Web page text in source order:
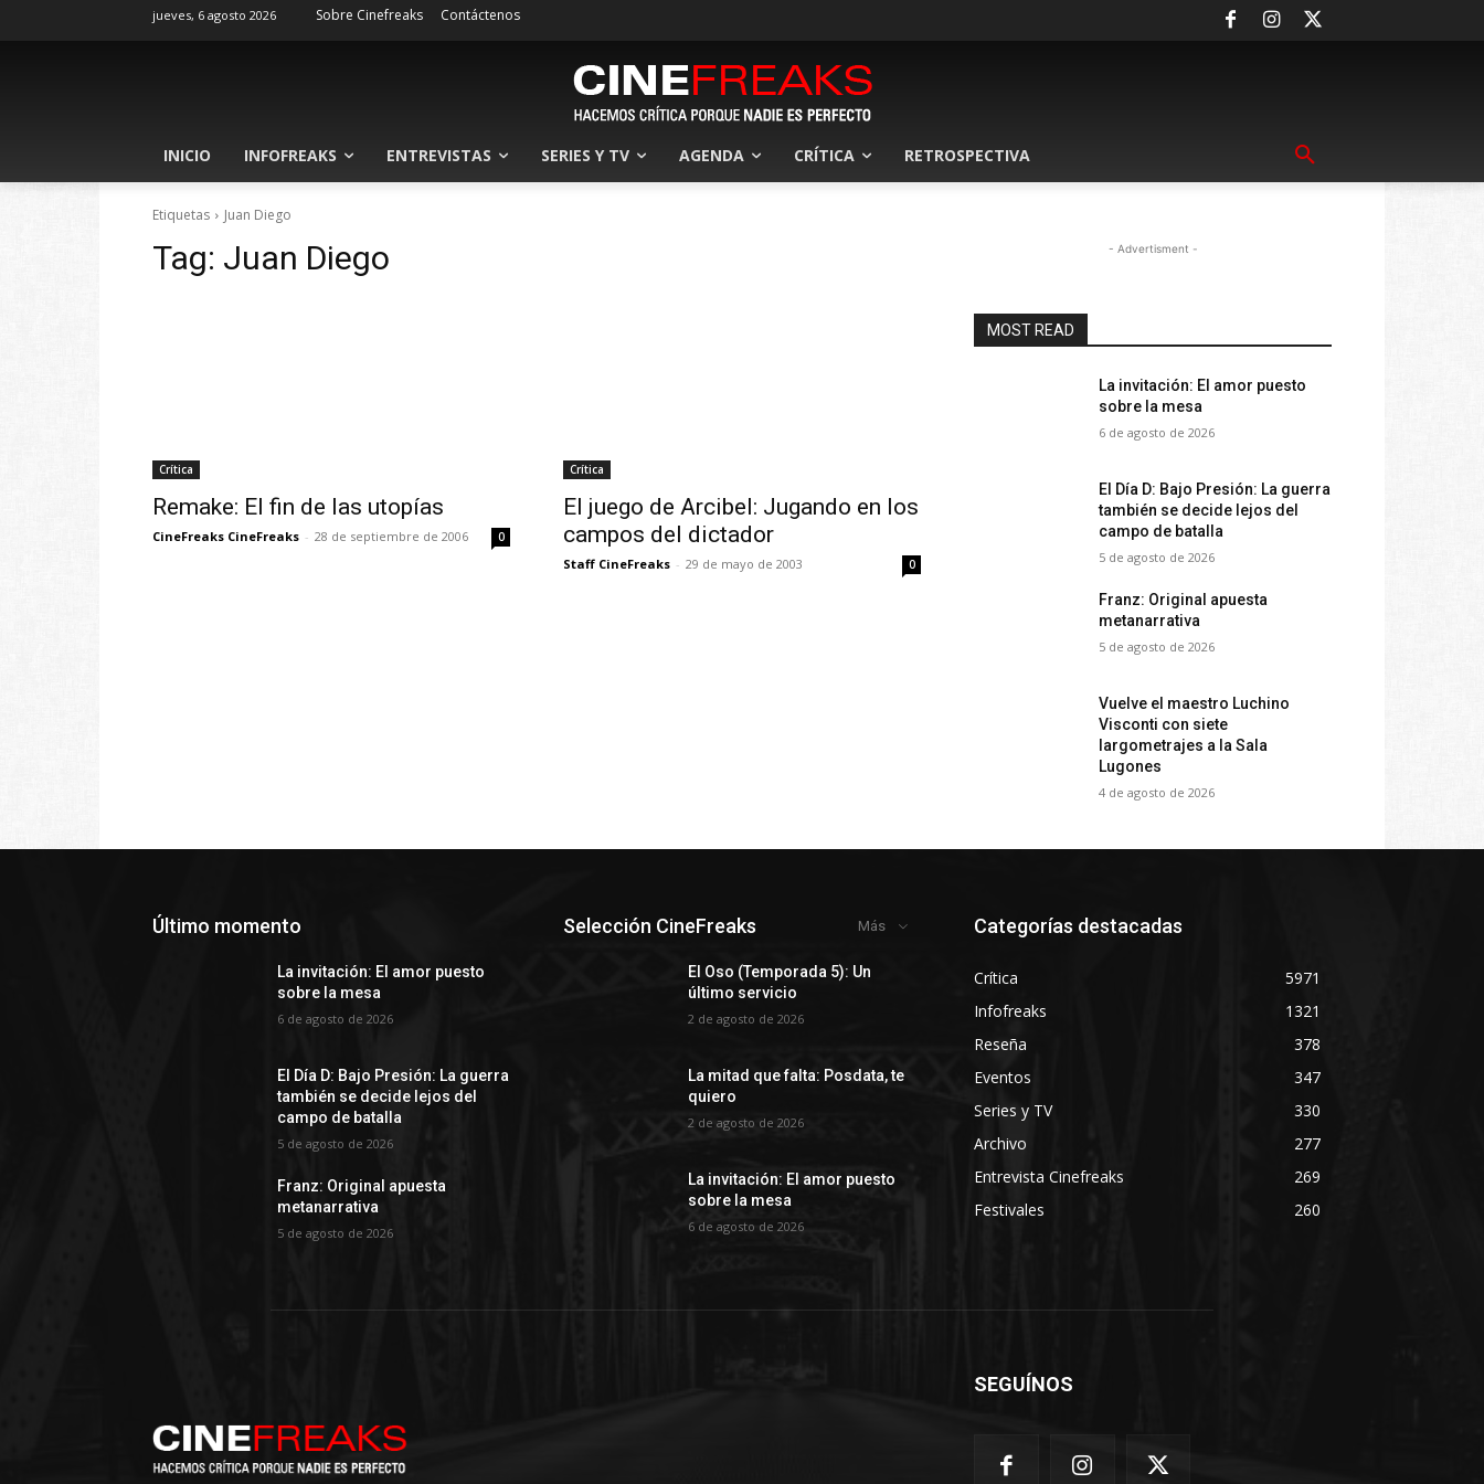
jueves, 6 agosto 2026 Sobre Cinefreaks Contáctenos
INICIO INFOFREAKS ENTREVISTAS SERIES Y TV AGENDA CRÍTICA RETROSPECTIVA
Etiquetas Juan Diego
Tag: Juan Diego
Crítica
Remake: El fin de las utopías
CineFreaks CineFreaks - 28 de septiembre de 2006 0
Crítica
El juego de Arcibel: Jugando en los
campos del dictador
Staff CineFreaks - 29 de mayo de 2003 0
- Advertisment -
MOST READ
La invitación: El amor puesto
sobre la mesa
6 de agosto de 2026
El Día D: Bajo Presión: La guerra
también se decide lejos del
campo de batalla
5 de agosto de 2026
Franz: Original apuesta
metanarrativa
5 de agosto de 2026
Vuelve el maestro Luchino
Visconti con siete
largometrajes a la Sala
Lugones
4 de agosto de 2026
Último momento
La invitación: El amor puesto
sobre la mesa
6 de agosto de 2026
El Día D: Bajo Presión: La guerra
también se decide lejos del
campo de batalla
5 de agosto de 2026
Franz: Original apuesta
metanarrativa
5 de agosto de 2026
Selección CineFreaks Más
El Oso (Temporada 5): Un
último servicio
2 de agosto de 2026
La mitad que falta: Posdata, te
quiero
2 de agosto de 2026
La invitación: El amor puesto
sobre la mesa
6 de agosto de 2026
Categorías destacadas
Crítica
5971
Infofreaks
1321
Reseña
378
Eventos
347
Series y TV
330
Archivo
277
Entrevista Cinefreaks
269
Festivales
260
SEGUÍNOS